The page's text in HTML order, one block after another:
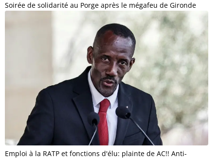
Soirée de solidarité au Porge après le mégafeu de Gironde
Emploi à la RATP et fonctions d'élu: plainte de AC!! Anti-